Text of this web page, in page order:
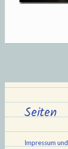
Seiten
Impressum